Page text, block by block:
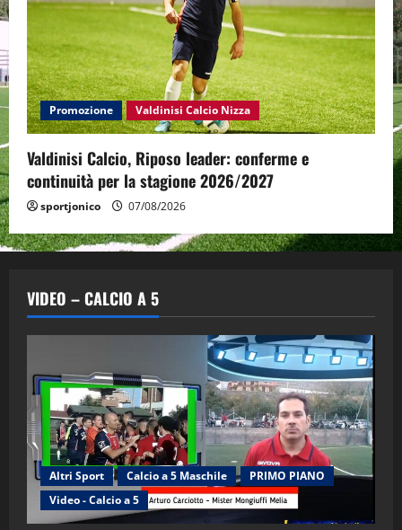
Promozione Valdinisi Calcio Nizza
Valdinisi Calcio, Riposo leader: conferme e
continuità per la stagione 2026/2027
sportjonico 07/08/2026
VIDEO – CALCIO A 5
Altri Sport Calcio a 5 Maschile
PRIMO PIANO
Video - Calcio a 5